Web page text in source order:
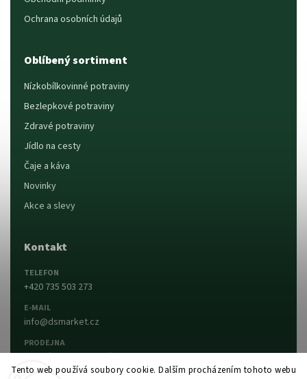
Tento web používá soubory cookie. Dalším procházením tohoto webu
Ochrana osobních údajů
Oblíbený sortiment
Nízkobílkovinné potraviny
Bezlepkové potraviny
Zdravé potraviny
Jídlo na cesty
Čaje a káva
Novinky
Akce a slevy
Kontakt
TELEFON
+420 735 503 273
E-MAIL
info@dsmarket.cz
PRODEJNA
Dlouhá 90, 763 15 Slušovice